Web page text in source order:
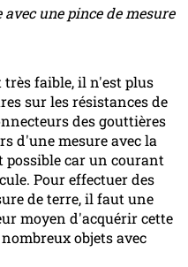
une pince de mesure
faible, il n'est plus
sur les résistances de
des gouttières
d'une mesure avec la
possible car un courant
Pour effectuer des
de terre, il faut une
moyen d'acquérir cette
objets avec